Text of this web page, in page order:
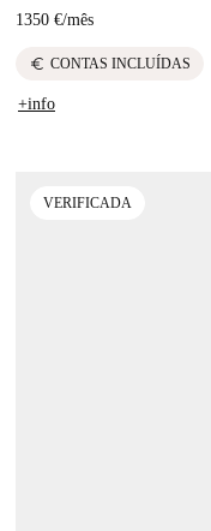
1350 €/mês
euro CONTAS INCLUÍDAS
+info
VERIFICADA